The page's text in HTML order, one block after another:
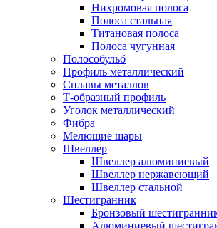
Нихромовая полоса
Полоса стальная
Титановая полоса
Полоса чугунная
Полособульб
Профиль металлический
Сплавы металлов
Т-образный профиль
Уголок металлический
Фибра
Мелющие шары
Швеллер
Швеллер алюминиевый
Швеллер нержавеющий
Швеллер стальной
Шестигранник
Бронзовый
Алюминиевый